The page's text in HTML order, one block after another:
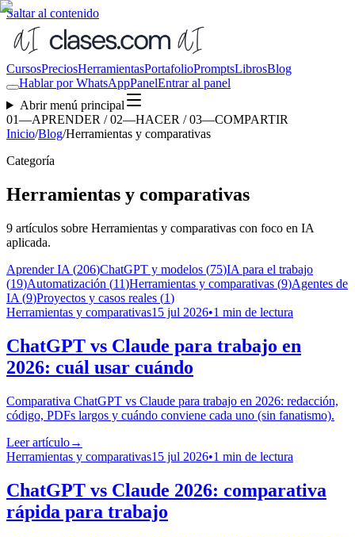
Saltar al contenido
CursosPreciosHerramientasPortafolioPromptsLibrosBlog
Hablar por WhatsAppPanelEntrar al panel
Abrir menú principal
01—APRENDER / 02—HACER / 03—COMPARTIR
Inicio/Blog/Herramientas y comparativas
Categoría
Herramientas y comparativas
9 artículos sobre Herramientas y comparativas con foco en IA
aplicada.
Aprender IA (206)ChatGPT y modelos (75)IA para el trabajo
(19)Automatización (11)Herramientas y comparativas (9)Agentes de
IA (9)Proyectos y casos reales (1)
Herramientas y comparativas15 jul 2026•1 min de lectura
ChatGPT vs Claude para trabajo en
2026: cuál usar cuándo
Comparativa ChatGPT vs Claude para trabajo en 2026: redacción,
código, PDFs largos y cuándo conviene cada uno (sin fanatismo).
Leer artículo→
Herramientas y comparativas15 jul 2026•1 min de lectura
ChatGPT vs Claude 2026: comparativa
rápida para trabajo